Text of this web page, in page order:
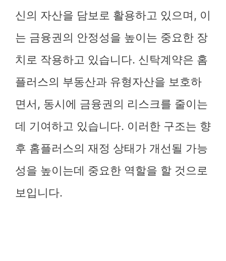
신의 자산을 담보로 활용하고 있으며, 이
는 금융권의 안정성을 높이는 중요한 장
치로 작용하고 있습니다. 신탁계약은 홈
플러스의 부동산과 유형자산을 보호하
면서, 동시에 금융권의 리스크를 줄이는
데 기여하고 있습니다. 이러한 구조는 향
후 홈플러스의 재정 상태가 개선될 가능
성을 높이는데 중요한 역할을 할 것으로
보입니다.